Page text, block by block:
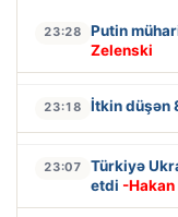
23:28 Putin
Zelenski
23:18 İtkin düşən
23:07
Türkiyə
etdi -Hakan